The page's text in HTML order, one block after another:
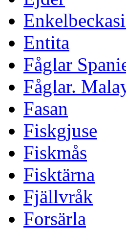
Entita
Fåglar
Fåglar.
Fasan
Fiskgjuse
Fiskmås
Fisktärna
Fjällvråk
Forsärla